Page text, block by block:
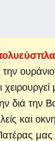
διά την
και